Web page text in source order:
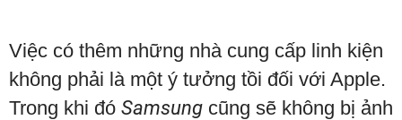
Việc có thêm những nhà cung cấp linh kiện
không phải là một ý tưởng tồi đối với Apple.
Trong khi đó Samsung cũng sẽ không bị ảnh